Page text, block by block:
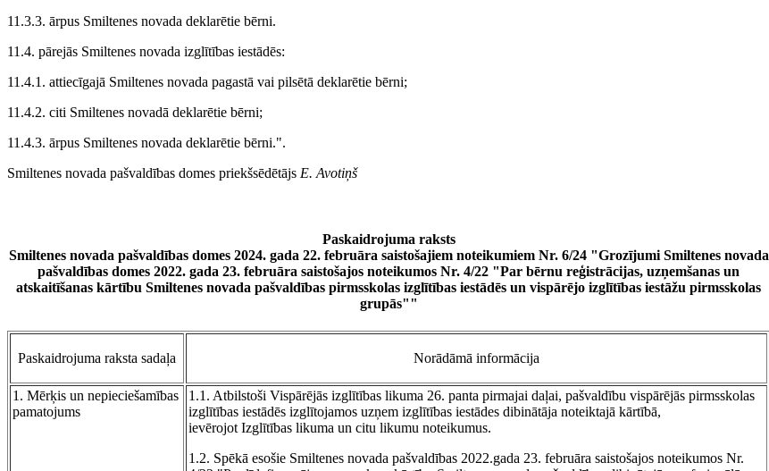
11.3.3. ārpus Smiltenes novada deklarētie bērni.
11.4. pārejās Smiltenes novada izglītības iestādēs:
11.4.1. attiecīgajā Smiltenes novada pagastā vai pilsētā deklarētie bērni;
11.4.2. citi Smiltenes novadā deklarētie bērni;
11.4.3. ārpus Smiltenes novada deklarētie bērni.".
Smiltenes novada pašvaldības domes priekšsēdētājs E. Avotiņš
Paskaidrojuma raksts
Smiltenes novada pašvaldības domes 2024. gada 22. februāra saistošajiem noteikumiem Nr. 6/24 "Grozījumi Smiltenes novada
pašvaldības domes 2022. gada 23. februāra saistošajos noteikumos Nr. 4/22 "Par bērnu reģistrācijas, uzņemšanas un
atskaitīšanas kārtību Smiltenes novada pašvaldības pirmsskolas izglītības iestādēs un vispārējo izglītības iestāžu pirmsskolas
grupās""
Paskaidrojuma raksta sadaļa Norādāmā informācija
1. Mērķis un nepieciešamības
pamatojums
1.1. Atbilstoši Vispārējās izglītības likuma 26. panta pirmajai daļai, pašvaldību vispārējās pirmsskolas
izglītības iestādēs izglītojamos uzņem izglītības iestādes dibinātāja noteiktajā kārtībā,
ievērojot Izglītības likuma un citu likumu noteikumus.
1.2. Spēkā esošie Smiltenes novada pašvaldības 2022.gada 23. februāra saistošajos noteikumos Nr.